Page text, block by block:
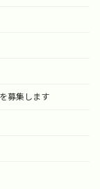
募集します